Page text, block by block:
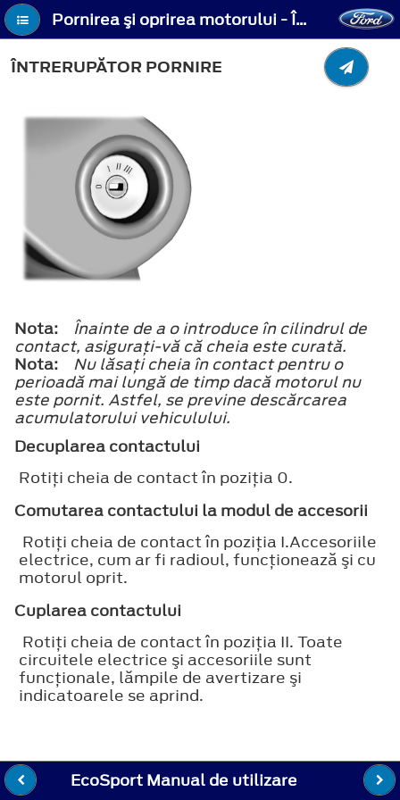
Pornirea şi oprirea motorului - Întrerupător pornire
ÎNTRERUPĂTOR PORNIRE
Nota:
Înainte de a o introduce în cilindrul de
contact, asiguraţi-vă că cheia este curată.
Nota:
Nu lăsaţi cheia în contact pentru o
perioadă mai lungă de timp dacă motorul nu
este pornit. Astfel, se previne descărcarea
acumulatorului vehiculului.
Decuplarea contactului
Rotiţi cheia de contact în poziţia 0.
Comutarea contactului la modul de accesorii
Rotiţi cheia de contact în poziţia I.Accesoriile
electrice, cum ar fi radioul, funcţionează şi cu
motorul oprit.
Cuplarea contactului
Rotiţi cheia de contact în poziţia II. Toate
circuitele electrice şi accesoriile sunt
funcţionale, lămpile de avertizare şi
indicatoarele se aprind.
EcoSport Manual de utilizare